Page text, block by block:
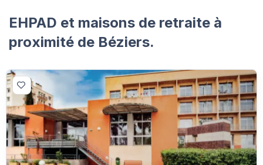
EHPAD et maisons de retraite à
proximité de Béziers.